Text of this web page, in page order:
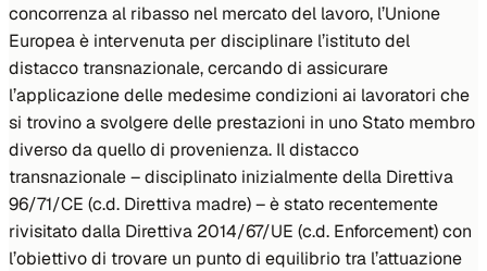
concorrenza al ribasso nel mercato del lavoro, l’Unione
Europea è intervenuta per disciplinare l’istituto del
distacco transnazionale, cercando di assicurare
l’applicazione delle medesime condizioni ai lavoratori che
si trovino a svolgere delle prestazioni in uno Stato membro
diverso da quello di provenienza. Il distacco
transnazionale – disciplinato inizialmente della Direttiva
96/71/CE (c.d. Direttiva madre) – è stato recentemente
rivisitato dalla Direttiva 2014/67/UE (c.d. Enforcement) con
l’obiettivo di trovare un punto di equilibrio tra l’attuazione